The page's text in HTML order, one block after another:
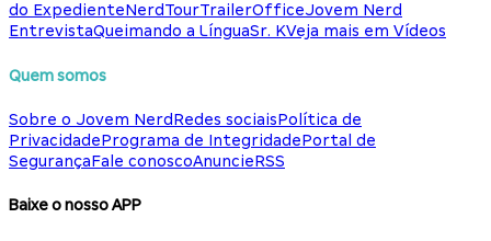
do ExpedienteNerdTourTrailerOfficeJovem Nerd
EntrevistaQueimando a LínguaSr. KVeja mais em Vídeos
Quem somos
Sobre o Jovem NerdRedes sociaisPolítica de
PrivacidadePrograma de IntegridadePortal de
SegurançaFale conoscoAnuncieRSS
Baixe o nosso APP